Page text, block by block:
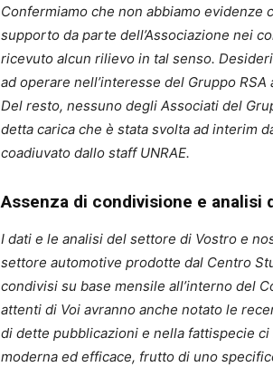
Confermiamo che non abbiamo evidenze
supporto da parte dell’Associazione nei
ricevuto alcun rilievo in tal senso.
ad operare nell’interesse del Gruppo
Del resto, nessuno degli Associati del
detta carica che è stata svolta ad interim
coadiuvato dallo staff UNRAE.
Assenza di condivisione e analisi
I dati e le analisi del settore di Vostro e
settore automotive prodotte dal Centro
condivisi su base mensile all’interno del
attenti di Voi avranno anche notato le
di dette pubblicazioni e nella fattispecie
moderna ed efficace, frutto di uno